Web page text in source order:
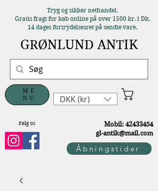
Mobil: 42433454
gl-antik@mail.com
ME
NU
Følg os
Tryg og sikker nethandel.
Gratis fragt for køb online på over 1500 kr. i Dk.
14 dages fortrydelsesret på sendte vare.
GRØNLUND ANTIK
DKK (kr)
Åbningstider